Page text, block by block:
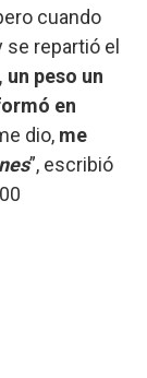
cuando
se repartió el
un peso un
en
dio, me
”, escribió